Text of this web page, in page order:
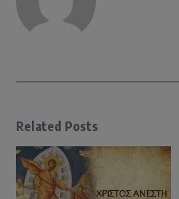
Related Posts